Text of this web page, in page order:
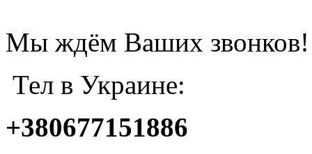
Мы ждём Ваших звонков!
Тел в Украине:
+380677151886